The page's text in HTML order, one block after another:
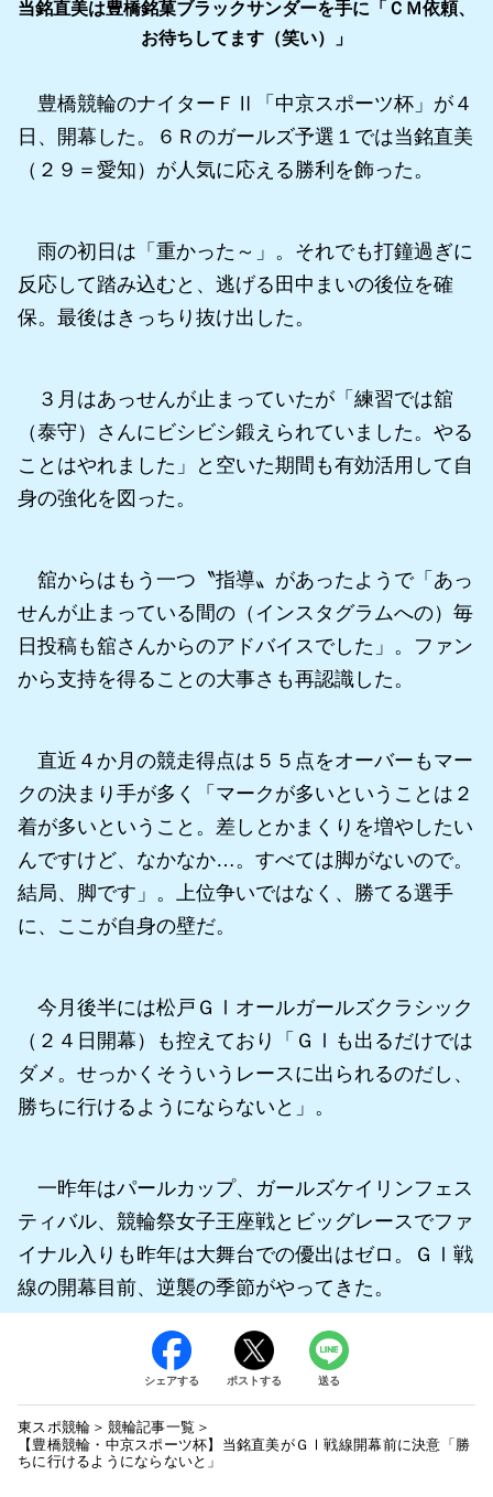
当銘直美は豊橋銘菓ブラックサンダーを手に「ＣＭ依頼、
お待ちしてます（笑い）」
豊橋競輪のナイターＦⅡ「中京スポーツ杯」が４
日、開幕した。６Ｒのガールズ予選１では当銘直美
（２９＝愛知）が人気に応える勝利を飾った。
雨の初日は「重かった～」。それでも打鐘過ぎに
反応して踏み込むと、逃げる田中まいの後位を確
保。最後はきっちり抜け出した。
３月はあっせんが止まっていたが「練習では舘
（泰守）さんにビシビシ鍛えられていました。やる
ことはやれました」と空いた期間も有効活用して自
身の強化を図った。
舘からはもう一つ〝指導〟があったようで「あっ
せんが止まっている間の（インスタグラムへの）毎
日投稿も舘さんからのアドバイスでした」。ファン
から支持を得ることの大事さも再認識した。
直近４か月の競走得点は５５点をオーバーもマー
クの決まり手が多く「マークが多いということは２
着が多いということ。差しとかまくりを増やしたい
んですけど、なかなか…。すべては脚がないので。
結局、脚です」。上位争いではなく、勝てる選手
に、ここが自身の壁だ。
今月後半には松戸ＧⅠオールガールズクラシック
（２４日開幕）も控えており「ＧⅠも出るだけでは
ダメ。せっかくそういうレースに出られるのだし、
勝ちに行けるようにならないと」。
一昨年はパールカップ、ガールズケイリンフェス
ティバル、競輪祭女子王座戦とビッグレースでファ
イナル入りも昨年は大舞台での優出はゼロ。ＧⅠ戦
線の開幕目前、逆襲の季節がやってきた。
シェアする ポストする 送る
東スポ競輪
競輪記事一覧
【豊橋競輪・中京スポーツ杯】当銘直美がＧⅠ戦線開幕前に決意「勝
ちに行けるようにならないと」